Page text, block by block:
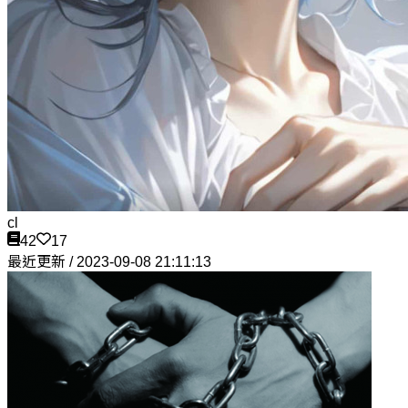
cl
42
17
最近更新 / 2023-09-08 21:11:13